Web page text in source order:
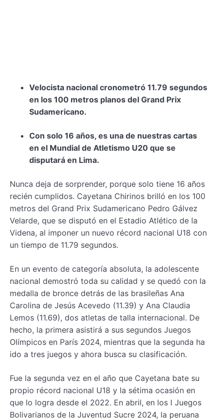
Velocista nacional cronometró 11.79 segundos
en los 100 metros planos del Grand Prix
Sudamericano.
Con solo 16 años, es una de nuestras cartas
en el Mundial de Atletismo U20 que se
disputará en Lima.
Nunca deja de sorprender, porque solo tiene 16 años
recién cumplidos. Cayetana Chirinos brilló en los 100
metros del Grand Prix Sudamericano Pedro Gálvez
Velarde, que se disputó en el Estadio Atlético de la
Videna, al imponer un nuevo récord nacional U18 con
un tiempo de 11.79 segundos.
En un evento de categoría absoluta, la adolescente
nacional demostró toda su calidad y se quedó con la
medalla de bronce detrás de las brasileñas Ana
Carolina de Jesús Acevedo (11.39) y Ana Claudia
Lemos (11.69), dos atletas de talla internacional. De
hecho, la primera asistirá a sus segundos Juegos
Olímpicos en París 2024, mientras que la segunda ha
ido a tres juegos y ahora busca su clasificación.
Fue la segunda vez en el año que Cayetana bate su
propio récord nacional U18 y la sétima ocasión en
que lo logra desde el 2022. En abril, en los I Juegos
Bolivarianos de la Juventud Sucre 2024, la peruana